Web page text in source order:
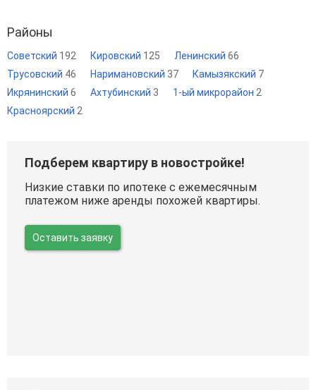
Районы
Советский 192 Кировский 125 Ленинский 66
Трусовский 46 Наримановский 37 Камызякский 7
Икрянинский 6 Ахтубинский 3 1-ый микрорайон 2
Красноярский 2
Подберем квартиру в новостройке!
Низкие ставки по ипотеке с ежемесячным
платежом ниже аренды похожей квартиры.
Оставить заявку